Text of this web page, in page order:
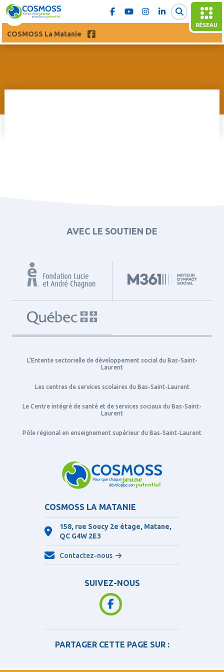
RÉSEAU
COSMOSS La Matanie
AVEC LE SOUTIEN DE
L'Entente sectorielle de développement social du Bas-Saint-
Laurent
Les centres de services scolaires du Bas-Saint-Laurent
Le Centre intégré de santé et de services sociaux du Bas-Saint-
Laurent
Pôle régional en enseignement supérieur du Bas-Saint-Laurent
COSMOSS LA MATANIE
158, rue Soucy 2e étage, Matane,
QC G4W 2E3
Contactez-nous
SUIVEZ-NOUS
PARTAGER CETTE PAGE SUR :